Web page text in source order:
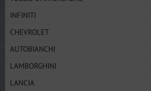
INFINITI
CHEVROLET
AUTOBIANCHI
LAMBORGHINI
LANCIA